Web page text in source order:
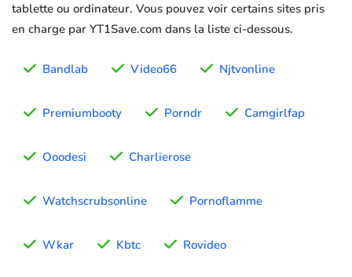
tablette ou ordinateur. Vous pouvez voir certains sites pris
en charge par YT1Save.com dans la liste ci-dessous.
Bandlab Video66 Njtvonline
Premiumbooty Porndr Camgirlfap
Ooodesi Charlierose
Watchscrubsonline Pornoflamme
Wkar Kbtc Rovideo